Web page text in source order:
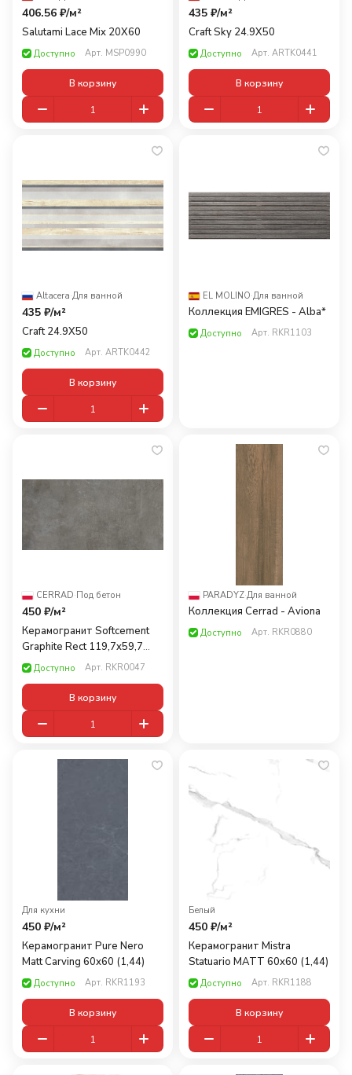
406.56 ₽/м²
Salutami Lace Mix 20X60
Доступно Арт. MSP0990
В корзину
435 ₽/м²
Craft Sky 24.9Х50
Доступно Арт. ARTK0441
В корзину
Altacera·Для ванной
435 ₽/м²
Craft 24.9Х50
Доступно Арт. ARTK0442
В корзину
EL MOLINO·Для ванной
Коллекция EMIGRES - Alba*
Доступно Арт. RKR1103
CERRAD·Под бетон
450 ₽/м²
Керамогранит Softcement
Graphite Rect 119,7x59,7
(1,43)Доступно Арт. RKR0047
В корзину
PARADYZ·Для ванной
Коллекция Cerrad - Aviona
Доступно Арт. RKR0880
Для кухни
450 ₽/м²
Керамогранит Pure Nero
Matt Carving 60х60 (1,44)
Доступно Арт. RKR1193
В корзину
Белый
450 ₽/м²
Керамогранит Mistra
Statuario MATT 60x60 (1,44)
Доступно Арт. RKR1188
В корзину